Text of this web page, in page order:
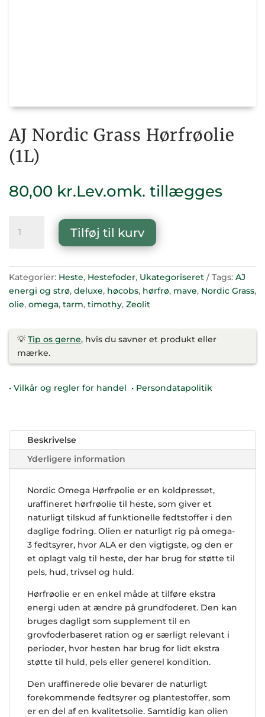
AJ Nordic Grass Hørfrøolie
(1L)
80,00 kr.Lev.omk. tillægges
Nordic
(1L)
antal
Tilføj til kurv
Kategorier: Heste, Hestefoder, Ukategoriseret Tags: AJ
energi og strø, deluxe, høcobs, hørfrø, mave, Nordic Grass,
olie, omega, tarm, timothy, Zeolit
💡 Tip os gerne, hvis du savner et produkt eller
mærke.
• Vilkår og regler for handel • Persondatapolitik
Beskrivelse
Yderligere information
Nordic Omega Hørfrøolie er en koldpresset,
uraffineret hørfrøolie til heste, som giver et
naturligt tilskud af funktionelle fedtstoffer i den
daglige fodring. Olien er naturligt rig på omega-
3 fedtsyrer, hvor ALA er den vigtigste, og den er
et oplagt valg til heste, der har brug for støtte til
pels, hud, trivsel og huld.
Hørfrøolie er en enkel måde at tilføre ekstra
energi uden at ændre på grundfoderet. Den kan
bruges dagligt som supplement til en
grovfoderbaseret ration og er særligt relevant i
perioder, hvor hesten har brug for lidt ekstra
støtte til huld, pels eller generel kondition.
Den uraffinerede olie bevarer de naturligt
forekommende fedtsyrer og plantestoffer, som
er en del af en kvalitetsolie. Samtidig kan olien